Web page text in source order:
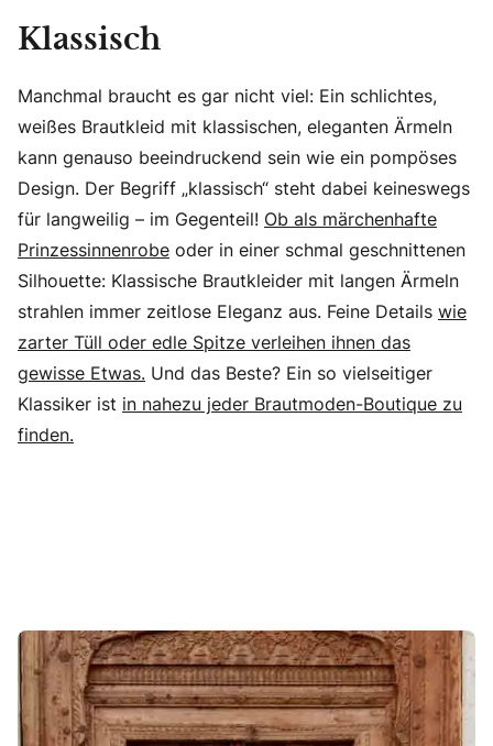
Klassisch
Manchmal braucht es gar nicht viel: Ein schlichtes,
weißes Brautkleid mit klassischen, eleganten Ärmeln
kann genauso beeindruckend sein wie ein pompöses
Design. Der Begriff „klassisch“ steht dabei keineswegs
für langweilig – im Gegenteil! Ob als märchenhafte
Prinzessinnenrobe oder in einer schmal geschnittenen
Silhouette: Klassische Brautkleider mit langen Ärmeln
strahlen immer zeitlose Eleganz aus. Feine Details wie
zarter Tüll oder edle Spitze verleihen ihnen das
gewisse Etwas. Und das Beste? Ein so vielseitiger
Klassiker ist in nahezu jeder Brautmoden-Boutique zu
finden.